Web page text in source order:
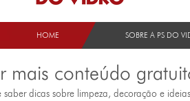
HOME SOBRE A PS DO
mais conteúdo
saber dicas sobre limpeza, decoração e